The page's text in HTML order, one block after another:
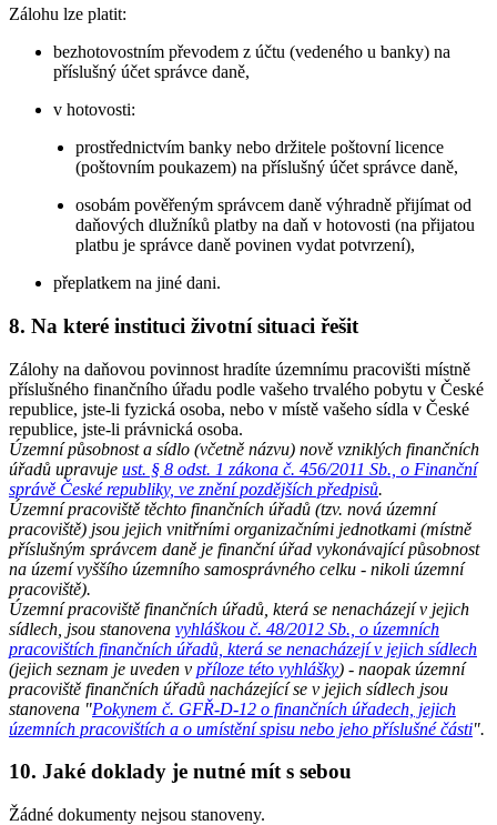
Zálohu lze platit:
bezhotovostním převodem z účtu (vedeného u banky) na
příslušný účet správce daně,
v hotovosti:
prostřednictvím banky nebo držitele poštovní licence
(poštovním poukazem) na příslušný účet správce daně,
osobám pověřeným správcem daně výhradně přijímat od
daňových dlužníků platby na daň v hotovosti (na přijatou
platbu je správce daně povinen vydat potvrzení),
přeplatkem na jiné dani.
8. Na které instituci životní situaci řešit
Zálohy na daňovou povinnost hradíte územnímu pracovišti místně
příslušného finančního úřadu podle vašeho trvalého pobytu v České
republice, jste-li fyzická osoba, nebo v místě vašeho sídla v České
republice, jste-li právnická osoba.
Územní působnost a sídlo (včetně názvu) nově vzniklých finančních
úřadů upravuje ust. § 8 odst. 1 zákona č. 456/2011 Sb., o Finanční
správě České republiky, ve znění pozdějších předpisů.
Územní pracoviště těchto finančních úřadů (tzv. nová územní
pracoviště) jsou jejich vnitřními organizačními jednotkami (místně
příslušným správcem daně je finanční úřad vykonávající působnost
na území vyššího územního samosprávného celku - nikoli územní
pracoviště).
Územní pracoviště finančních úřadů, která se nenacházejí v jejich
sídlech, jsou stanovena vyhláškou č. 48/2012 Sb., o územních
pracovištích finančních úřadů, která se nenacházejí v jejich sídlech
(jejich seznam je uveden v příloze této vyhlášky) - naopak územní
pracoviště finančních úřadů nacházející se v jejich sídlech jsou
stanovena "Pokynem č. GFŘ-D-12 o finančních úřadech, jejich
územních pracovištích a o umístění spisu nebo jeho příslušné části".
10. Jaké doklady je nutné mít s sebou
Žádné dokumenty nejsou stanoveny.